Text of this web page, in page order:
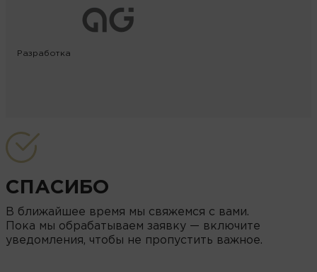
Разработка
СПАСИБО
В ближайшее время мы свяжемся с вами.
Пока мы обрабатываем заявку — включите
уведомления, чтобы не пропустить важное.